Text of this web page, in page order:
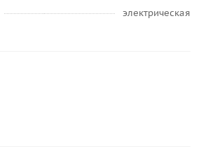
электрическая